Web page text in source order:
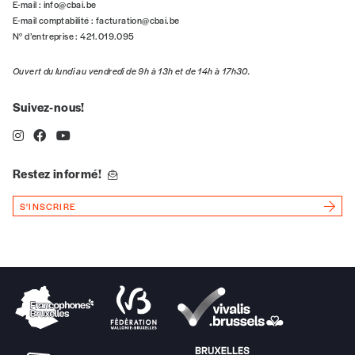
*Prix indicatif, frais de port inclus
Format numérique
Édition papier (livraison en Belgique
uniquement)
E-mail : info@cbai.be
E-mail comptabilité : facturation@cbai.be
N° d’entreprise : 421.019.095
Ouvert du lundi au vendredi de 9h à 13h et de 14h à 17h30.
Suivez-nous!
Restez informé!
S'INSCRIRE